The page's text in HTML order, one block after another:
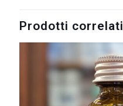
Prodotti correlati